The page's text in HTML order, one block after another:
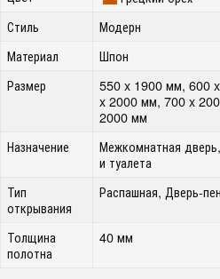
Стиль
Модерн
Материал
Шпон
Размер
550 x 1900 мм, 600
x 2000 мм, 700 x
2000 мм
Назначение
Межкомнатная
и туалета
Тип
открывания
Распашная, Дверь-
Толщина
полотна
40 мм